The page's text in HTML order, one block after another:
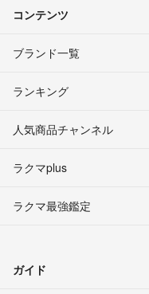
コンテンツ
ブランド一覧
ランキング
人気商品チャンネル
ラクマplus
ラクマ最強鑑定
ガイド